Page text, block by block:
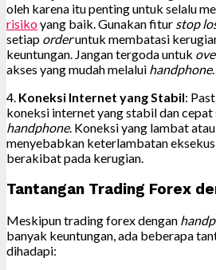
oleh karena itu penting untuk selalu
risikoyang baik. Gunakan fitur stop
setiap orderuntuk membatasi
keuntungan. Jangan tergoda untuk
akses yang mudah melalui handphone.
4. Koneksi Internet yang Stabil:
koneksi internet yang stabil dan
handphone. Koneksi yang lambat
menyebabkan keterlambatan
berakibat pada kerugian.
Tantangan Trading Forex
Meskipun trading forex dengan
banyak keuntungan, ada beberapa
dihadapi: